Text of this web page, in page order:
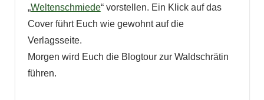
„Weltenschmiede“ vorstellen. Ein Klick auf das
Cover führt Euch wie gewohnt auf die
Verlagsseite.
Morgen wird Euch die Blogtour zur Waldschrätin
führen.